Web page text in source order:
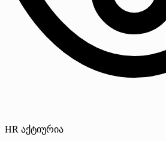
HR აქტიურია